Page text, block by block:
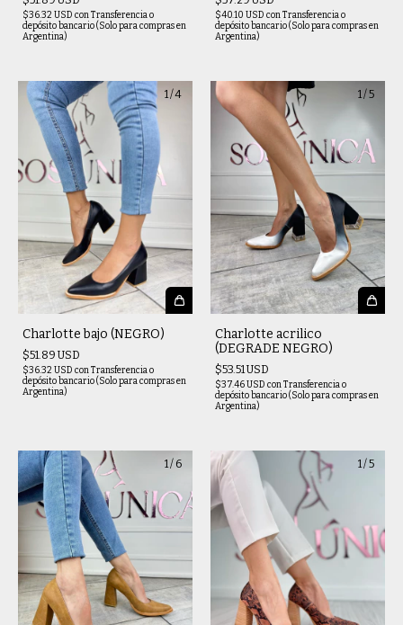
$36.32 USD conTransferencia o
depósito bancario (Solo para compras en
Argentina)
$40.10 USD conTransferencia o
depósito bancario (Solo para compras en
Argentina)
1/4
Charlotte bajo (NEGRO)
$51.89 USD
$36.32 USD conTransferencia o
depósito bancario (Solo para compras en
Argentina)
1/5
Charlotte acrilico
(DEGRADE NEGRO)
$53.51 USD
$37.46 USD conTransferencia o
depósito bancario (Solo para compras en
Argentina)
1/ 6 1/5